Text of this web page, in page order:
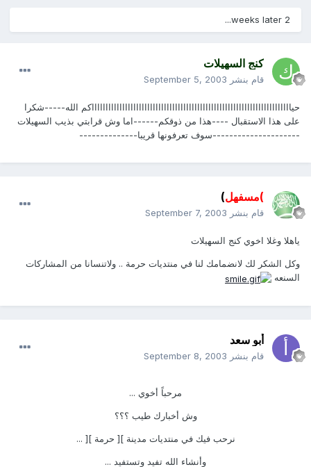
2 weeks later...
كنج السهيلات
قام بنشر September 5, 2003
حيااااااااااااااااااااااااااااااااااااااااااااااااااااااااااااااااااااااااكم الله-----شكرا
على هذا الاستقبال ----هذا من ذوقكم------اما وش قرابتي بذيب السهيلات
---------------------سوف تعرفونها قريبا--------------
)مسفهل)
قام بنشر September 7, 2003
ياهلا وغلا اخوي كنج السهيلات
وكل الشكر لك لانضمامك لنا في منتديات حرمة .. ولاتنسانا من المشاركات
السنعه
أبو سعد
قام بنشر September 8, 2003
مرحباً أخوي ...
وش أخبارك طيب ؟؟؟
نرحب فيك في منتديات مدينة ][ حرمة ][ ...
وأنشاء الله تفيد وتستفيد ...